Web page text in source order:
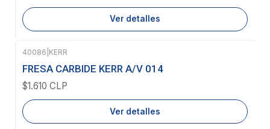
Ver detalles
Agotado
40086 KERR
FRESA CARBIDE KERR A/V 014
$1.610 CLP
Ver detalles